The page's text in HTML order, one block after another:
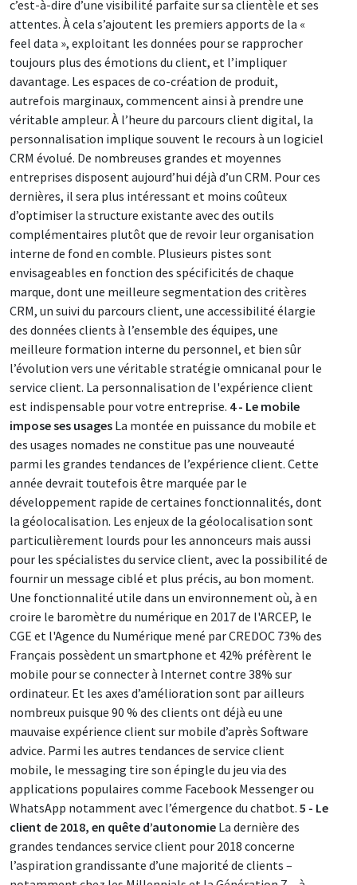
c’est-à-dire d’une visibilité parfaite sur sa clientèle et ses
attentes. À cela s’ajoutent les premiers apports de la «
feel data », exploitant les données pour se rapprocher
toujours plus des émotions du client, et l’impliquer
davantage. Les espaces de co-création de produit,
autrefois marginaux, commencent ainsi à prendre une
véritable ampleur. À l’heure du parcours client digital, la
personnalisation implique souvent le recours à un logiciel
CRM évolué. De nombreuses grandes et moyennes
entreprises disposent aujourd’hui déjà d’un CRM. Pour ces
dernières, il sera plus intéressant et moins coûteux
d’optimiser la structure existante avec des outils
complémentaires plutôt que de revoir leur organisation
interne de fond en comble. Plusieurs pistes sont
envisageables en fonction des spécificités de chaque
marque, dont une meilleure segmentation des critères
CRM, un suivi du parcours client, une accessibilité élargie
des données clients à l’ensemble des équipes, une
meilleure formation interne du personnel, et bien sûr
l’évolution vers une véritable stratégie omnicanal pour le
service client. La personnalisation de l'expérience client
est indispensable pour votre entreprise. 4 - Le mobile
impose ses usages La montée en puissance du mobile et
des usages nomades ne constitue pas une nouveauté
parmi les grandes tendances de l’expérience client. Cette
année devrait toutefois être marquée par le
développement rapide de certaines fonctionnalités, dont
la géolocalisation. Les enjeux de la géolocalisation sont
particulièrement lourds pour les annonceurs mais aussi
pour les spécialistes du service client, avec la possibilité de
fournir un message ciblé et plus précis, au bon moment.
Une fonctionnalité utile dans un environnement où, à en
croire le baromètre du numérique en 2017 de l'ARCEP, le
CGE et l'Agence du Numérique mené par CREDOC 73% des
Français possèdent un smartphone et 42% préfèrent le
mobile pour se connecter à Internet contre 38% sur
ordinateur. Et les axes d’amélioration sont par ailleurs
nombreux puisque 90 % des clients ont déjà eu une
mauvaise expérience client sur mobile d’après Software
advice. Parmi les autres tendances de service client
mobile, le messaging tire son épingle du jeu via des
applications populaires comme Facebook Messenger ou
WhatsApp notamment avec l’émergence du chatbot. 5 - Le
client de 2018, en quête d’autonomie La dernière des
grandes tendances service client pour 2018 concerne
l’aspiration grandissante d’une majorité de clients –